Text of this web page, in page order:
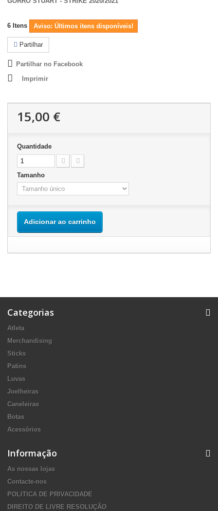
6 Itens Aviso: Últimos itens disponíveis!
Partilhar
Partilhar no Facebook
Imprimir
15,00 €
Quantidade
Tamanho
Adicionar ao carrinho
Categorias
Atleta
Merchandising
Sticks
Patins
Luvas
Joelheiras
Caneleiras
Botas
Acessórios
Informação
As nossas lojas
Contacte-nos
POLITICA DE PRIVACIDADE
DIREITO DE LIVRE RESOLUÇÃO